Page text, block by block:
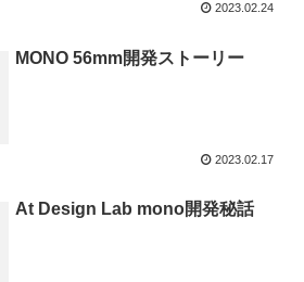
2023.02.24
MONO 56mm開発ストーリー
2023.02.17
At Design Lab mono開発秘話